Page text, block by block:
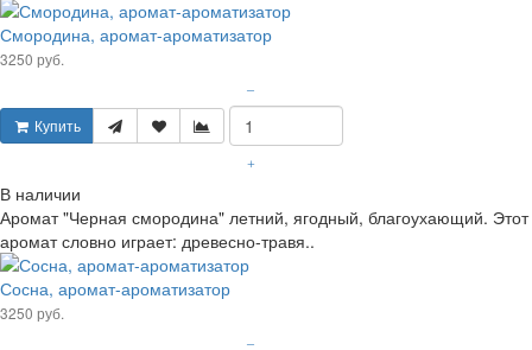
Смородина, аромат-ароматизатор
3250 руб.
Купить
–
+
В наличии
Аромат "Черная смородина" летний, ягодный, благоухающий. Этот
аромат словно играет: древесно-травя..
Сосна, аромат-ароматизатор
3250 руб.
–